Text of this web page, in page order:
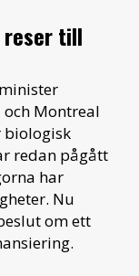
reser till
Montreal
biologisk
redan pågått
har
Nu
om ett